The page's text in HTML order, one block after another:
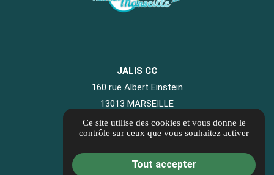
JALIS CC
160 rue Albert Einstein
13013 MARSEILLE
04 89 41 07 40
Mentions légales
Ce site utilise des cookies et vous donne le
contrôle sur ceux que vous souhaitez activer
Tout accepter